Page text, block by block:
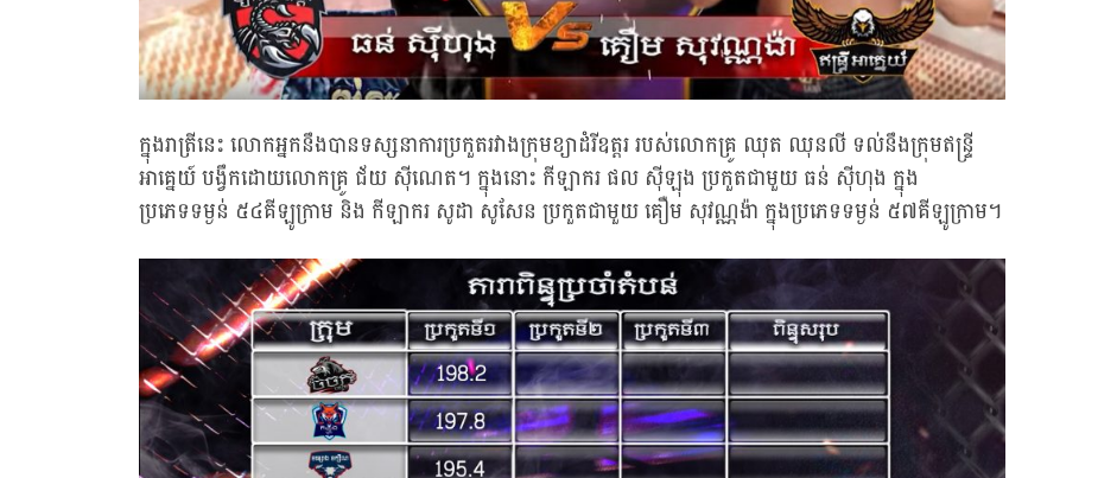
ក្នុងរាត្រីនេះ លោកអ្នកនឹងបានទស្សនាការប្រកួតរវាងក្រុមខ្យាដំរីឧត្តរ របស់លោកគ្រូ ឈុត ឈុនលី ទល់នឹងក្រុមឥន្ទ្រី
អាគ្នេយ៍ បង្វឹកដោយលោកគ្រូ ជ័យ ស៊ីណេត។ ក្នុងនោះ កីឡាករ ផល ស៊ីឡុង ប្រកួតជាមួយ ធន់ ស៊ីហុង ក្នុង
ប្រភេទទម្ងន់ ៥៤គីឡូក្រាម និង កីឡាករ សូដា សូសែន ប្រកួតជាមួយ គឿម សុវណ្ណង៉ា ក្នុងប្រភេទទម្ងន់ ៥៧គីឡូក្រាម។